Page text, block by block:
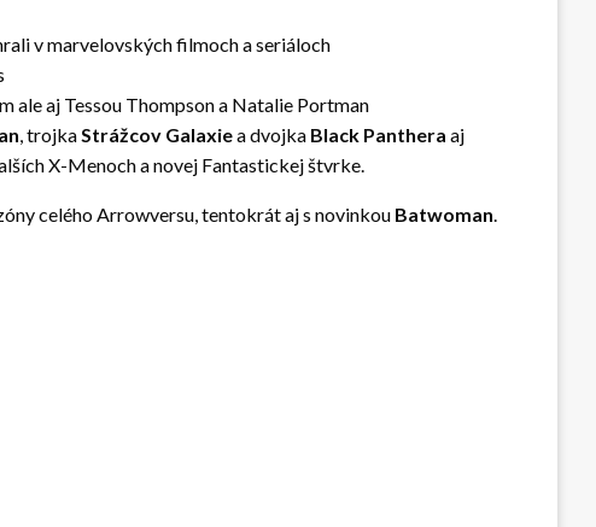
v marvelovských filmoch a seriáloch
ale aj Tessou Thompson a Natalie Portman
, trojkaStrážcov Galaxiea dvojka Black Panthera aj
X-Menoch a novej Fantastickej štvrke.
celého Arrowversu, tentokrát aj s novinkou Batwoman.